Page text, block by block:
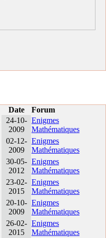
Date
Forum
24-10-
2009
Enigmes
Mathématiques
02-12-
2009
Enigmes
Mathématiques
30-05-
2012
Enigmes
Mathématiques
23-02-
2015
Enigmes
Mathématiques
20-10-
2009
Enigmes
Mathématiques
26-02-
2015
Enigmes
Mathématiques